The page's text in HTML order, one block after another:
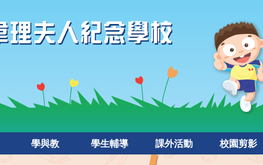
學與教 學生輔導 課外活動 校園剪影